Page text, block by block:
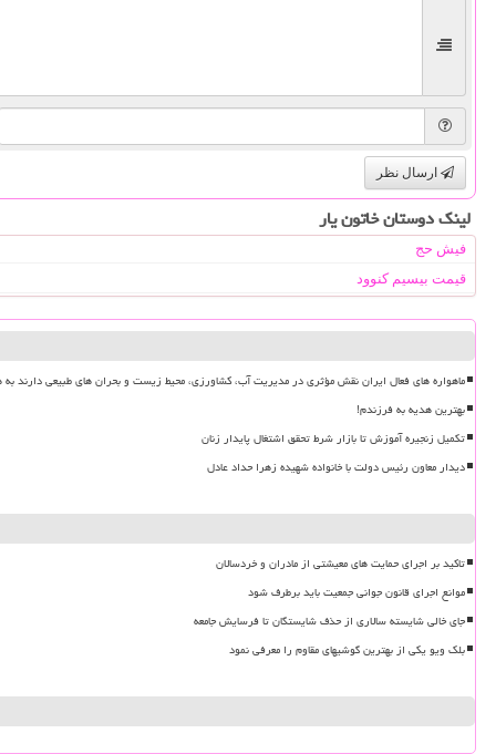
ارسال نظر
لینک دوستان خاتون یار
فیش حج
قیمت بیسیم کنوود
ماهواره های فعال ایران نقش مؤثری در مدیریت آب، کشاورزی، محیط زیست و بحران های طبیعی دارند به
بهترین هدیه به فرزندم!
تکمیل زنجیره آموزش تا بازار شرط تحقق اشتغال پایدار زنان
دیدار معاون رئیس دولت با خانواده شهیده زهرا حداد عادل
تاکید بر اجرای حمایت های معیشتی از مادران و خردسالان
موانع اجرای قانون جوانی جمعیت باید برطرف شود
جای خالی شایسته سالاری از حذف شایستگان تا فرسایش جامعه
بلک ویو یکی از بهترین گوشیهای مقاوم را معرفی نمود